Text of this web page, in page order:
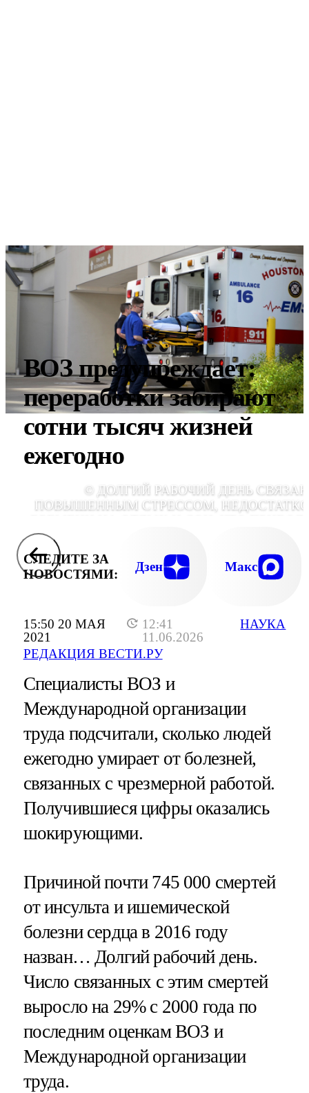
15:50 20 МАЯ
2021
12:41
11.06.2026
РЕДАКЦИЯ ВЕСТИ.РУ
НАУКА
ВОЗ предупреждает:
переработки забирают
сотни тысяч жизней
ежегодно
© ДОЛГИЙ РАБОЧИЙ ДЕНЬ
ПОВЫШЕННЫМ СТРЕССОМ,
СОСУДИСТОЙ СИСТЕМЫ., ФОТО
СЛЕДИТЕ ЗА
НОВОСТЯМИ:
Дзен Макс
Специалисты ВОЗ и
Международной организации
труда подсчитали, сколько людей
ежегодно умирает от болезней,
связанных с чрезмерной работой.
Получившиеся цифры оказались
шокирующими.
Причиной почти 745 000 смертей
от инсульта и ишемической
болезни сердца в 2016 году
назван… Долгий рабочий день.
Число связанных с этим смертей
выросло на 29% с 2000 года по
последним оценкам ВОЗ и
Международной организации
труда.